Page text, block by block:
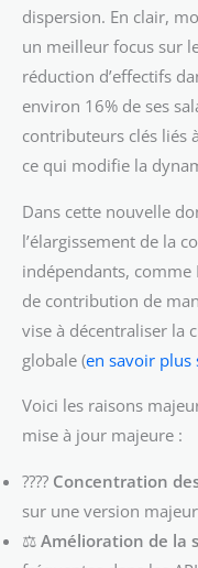
dispersion. En clair,
un meilleur focus sur
réduction d’effectifs
environ 16% de ses
contributeurs clés liés
ce qui modifie la
Dans cette nouvelle
l’élargissement de la
indépendants, comme
de contribution de
vise à décentraliser la
globale (en savoir plus
Voici les raisons
mise à jour majeure :
???? Concentration
sur une version
⚖️ Amélioration de la